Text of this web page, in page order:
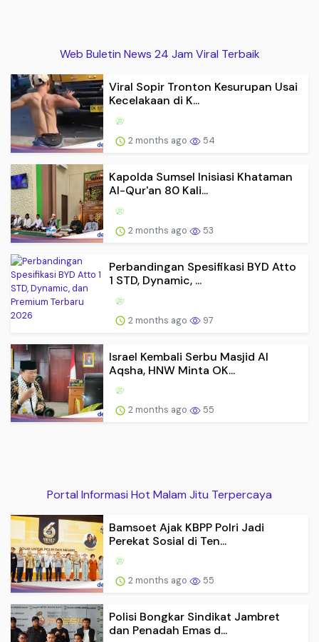
Web Buletin News 24 Jam Viral Terbaik
Viral Sopir Tronton Kesurupan Usai
Kecelakaan di K...
2 months ago 54
Kapolda Sumsel Inisiasi Khataman
Al-Qur'an 80 Kali...
2 months ago 53
Perbandingan Spesifikasi BYD Atto
1 STD, Dynamic, ...
2 months ago 97
Israel Kembali Serbu Masjid Al
Aqsha, HNW Minta OK...
2 months ago 55
Portal Informasi Hot Malam Jitu Terpercaya
Bamsoet Ajak KBPP Polri Jadi
Perekat Sosial di Ten...
2 months ago 55
Polisi Bongkar Sindikat Jambret
dan Penadah Emas d...